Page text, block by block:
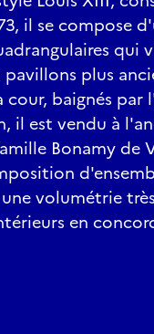
il se compose
qui
plus
baignés par
il est vendu à
Bonamy de
volumétrie
en